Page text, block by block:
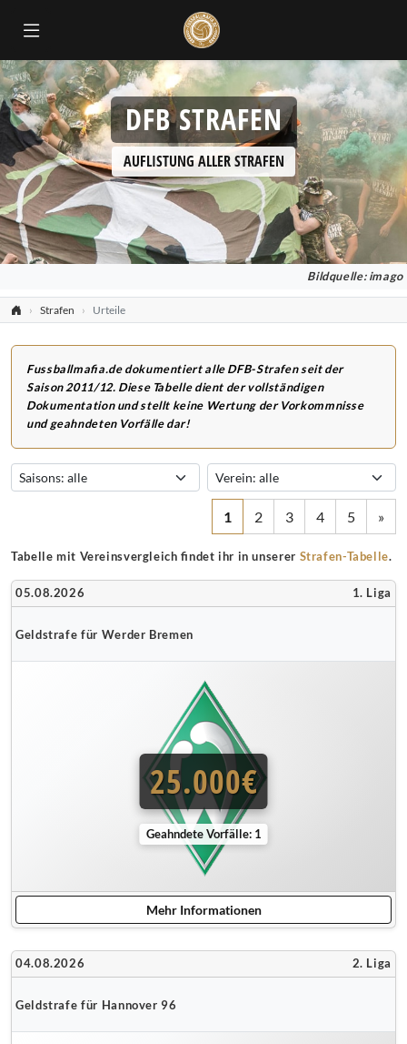
DFB STRAFEN
AUFLISTUNG ALLER STRAFEN
Bildquelle: imago
Strafen Urteile
Fussballmafia.de dokumentiert alle DFB-Strafen seit der
Saison 2011/12. Diese Tabelle dient der vollständigen
Dokumentation und stellt keine Wertung der Vorkommnisse
und geahndeten Vorfälle dar!
1 2 3 4 5 »
Tabelle mit Vereinsvergleich findet ihr in unserer Strafen-Tabelle.
05.08.2026 1. Liga
Geldstrafe für Werder Bremen
25.000€
Geahndete Vorfälle: 1
Mehr Informationen
04.08.2026 2. Liga
Geldstrafe für Hannover 96